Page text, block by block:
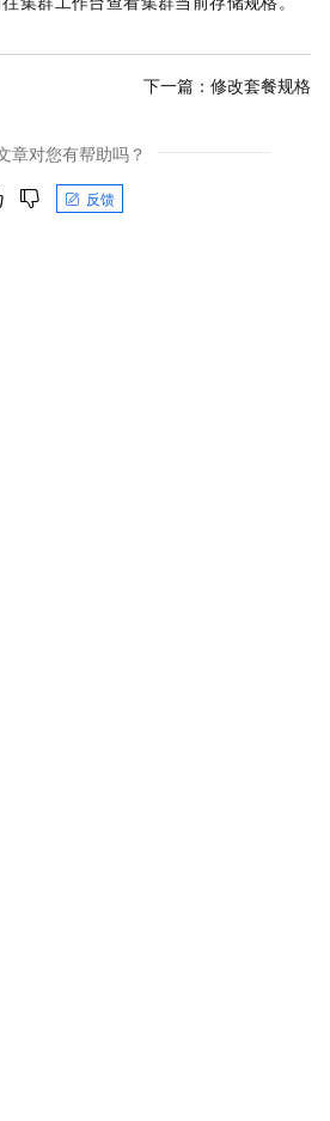
下一篇： 修改套餐规格
章对您有帮助吗？
反馈